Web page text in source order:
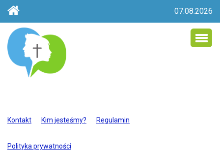
07.08.2026
Kontakt Kim jesteśmy? Regulamin
Polityka prywatności